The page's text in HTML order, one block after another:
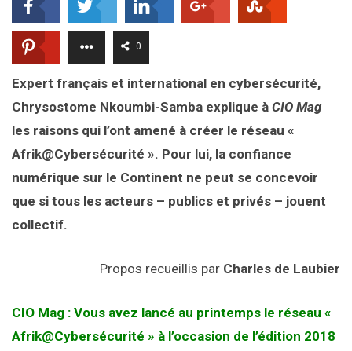
0
Expert français et international en cybersécurité,
Chrysostome Nkoumbi-Samba explique à CIO Mag
les raisons qui l’ont amené à créer le réseau «
Afrik@Cybersécurité ». Pour lui, la confiance
numérique sur le Continent ne peut se concevoir
que si tous les acteurs – publics et privés – jouent
collectif.
Propos recueillis par Charles de Laubier
CIO Mag : Vous avez lancé au printemps le réseau «
Afrik@Cybersécurité » à l’occasion de l’édition 2018